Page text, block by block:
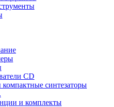
CD
синтезаторы
и комплекты